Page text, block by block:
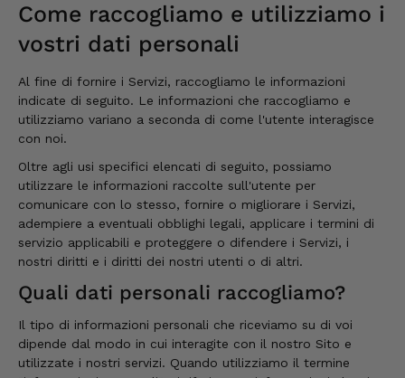
Come raccogliamo e utilizziamo i
vostri dati personali
Al fine di fornire i Servizi, raccogliamo le informazioni
indicate di seguito. Le informazioni che raccogliamo e
utilizziamo variano a seconda di come l'utente interagisce
con noi.
Oltre agli usi specifici elencati di seguito, possiamo
utilizzare le informazioni raccolte sull'utente per
comunicare con lo stesso, fornire o migliorare i Servizi,
adempiere a eventuali obblighi legali, applicare i termini di
servizio applicabili e proteggere o difendere i Servizi, i
nostri diritti e i diritti dei nostri utenti o di altri.
Quali dati personali raccogliamo?
Il tipo di informazioni personali che riceviamo su di voi
dipende dal modo in cui interagite con il nostro Sito e
utilizzate i nostri servizi. Quando utilizziamo il termine